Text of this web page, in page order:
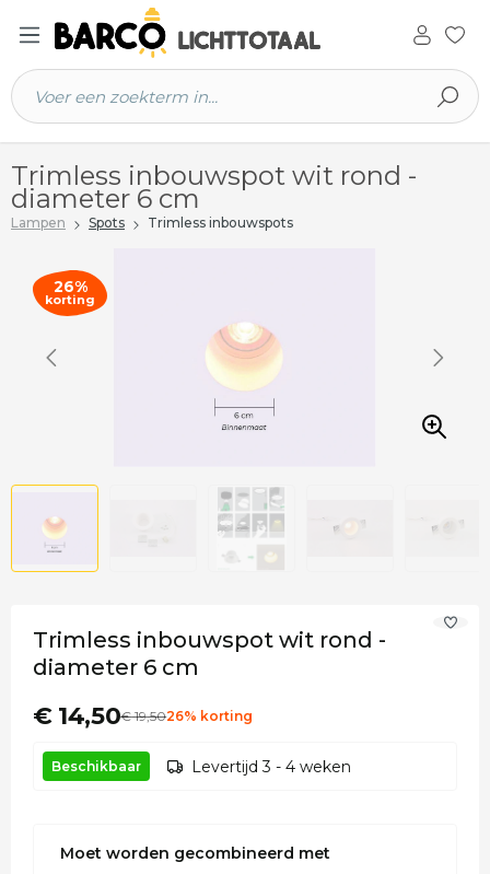
hoofdinhoud
Trimless inbouwspot wit rond -
diameter 6 cm
Lampen Spots Trimless inbouwspots
26%
korting
Trimless inbouwspot wit rond -
diameter 6 cm
€ 14,50€19,5026% korting
Beschikbaar Levertijd 3 - 4 weken
Moet worden gecombineerd met